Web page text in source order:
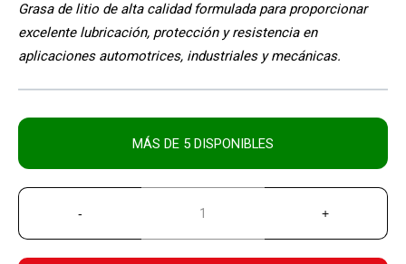
Grasa de litio de alta calidad formulada para proporcionar
excelente lubricación, protección y resistencia en
aplicaciones automotrices, industriales y mecánicas.
MÁS DE 5 DISPONIBLES